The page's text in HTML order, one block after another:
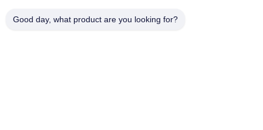
Good day, what product are you looking for?